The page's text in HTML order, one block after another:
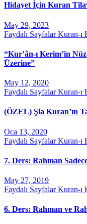
Hidayet İçin Kuran
May 29, 2023
Faydalı SayfalarKuran-ı
“Kur’ân-ı Kerim’in
Üzerine”
May 12, 2020
Faydalı SayfalarKuran-ı
(ÖZEL) Şia Kuran’ın
Oca 13, 2020
Faydalı SayfalarKuran-ı
7. Ders: Rahman
May 27, 2019
Faydalı SayfalarKuran-ı
6. Ders: Rahman ve